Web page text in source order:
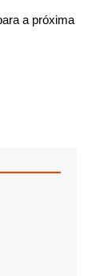
a próxima